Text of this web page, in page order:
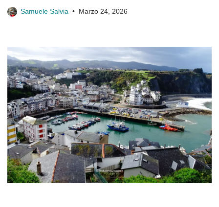
Samuele Salvia Marzo 24, 2026